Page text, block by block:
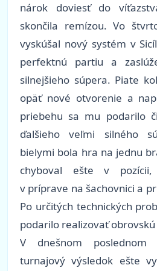
nárok doviesť do
skončila remízou. Vo
vyskúšal nový systém v
perfektnú partiu a
silnejšieho súpera. Piate
opäť nové otvorenie a
priebehu sa mu podarilo
ďalšieho veľmi silného
bielymi bola hra na jednu
chyboval ešte v
v príprave na šachovnici a
Po určitých technických
podarilo realizovať
V dnešnom
turnajový výsledok ešte